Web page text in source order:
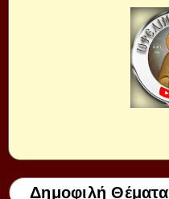
Δημοφιλή Θέματα